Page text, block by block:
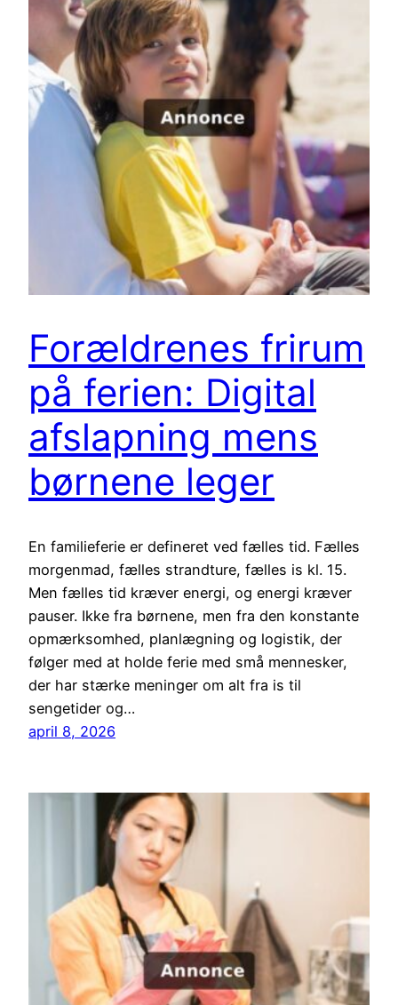
Forældrenes frirum
på ferien: Digital
afslapning mens
børnene leger
En familieferie er defineret ved fælles tid. Fælles
morgenmad, fælles strandture, fælles is kl. 15.
Men fælles tid kræver energi, og energi kræver
pauser. Ikke fra børnene, men fra den konstante
opmærksomhed, planlægning og logistik, der
følger med at holde ferie med små mennesker,
der har stærke meninger om alt fra is til
sengetider og…
april 8, 2026